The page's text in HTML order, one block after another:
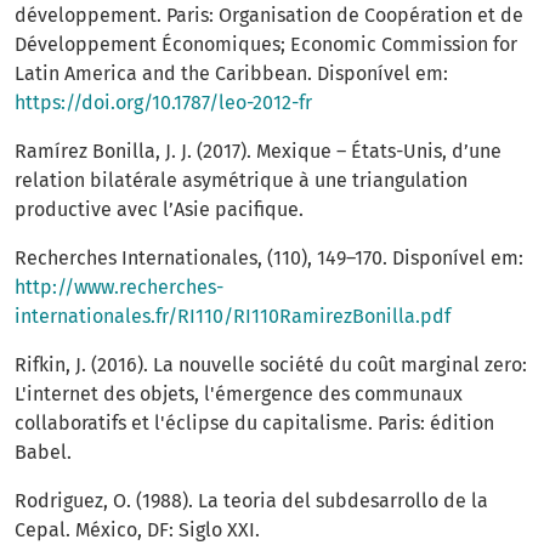
développement. Paris: Organisation de Coopération et de
Développement Économiques; Economic Commission for
Latin America and the Caribbean. Disponível em:
https://doi.org/10.1787/leo-2012-fr
Ramírez Bonilla, J. J. (2017). Mexique – États-Unis, d’une
relation bilatérale asymétrique à une triangulation
productive avec l’Asie pacifique.
Recherches Internationales, (110), 149–170. Disponível em:
http://www.recherches-
internationales.fr/RI110/RI110RamirezBonilla.pdf
Rifkin, J. (2016). La nouvelle société du coût marginal zero:
L'internet des objets, l'émergence des communaux
collaboratifs et l'éclipse du capitalisme. Paris: édition
Babel.
Rodriguez, O. (1988). La teoria del subdesarrollo de la
Cepal. México, DF: Siglo XXI.